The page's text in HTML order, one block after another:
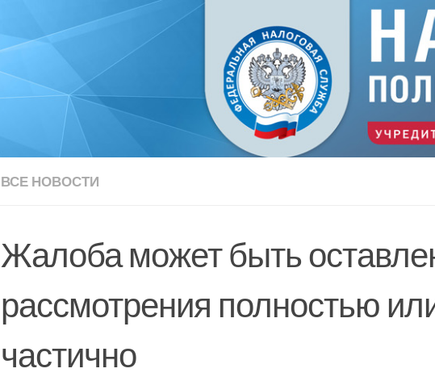
ВСЕ НОВОСТИ
Жалоба может быть
рассмотрения полностью
частично